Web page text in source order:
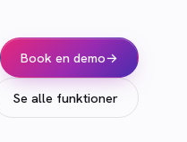
Book en demo→
Se alle funktioner